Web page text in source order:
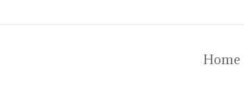
Home
Home